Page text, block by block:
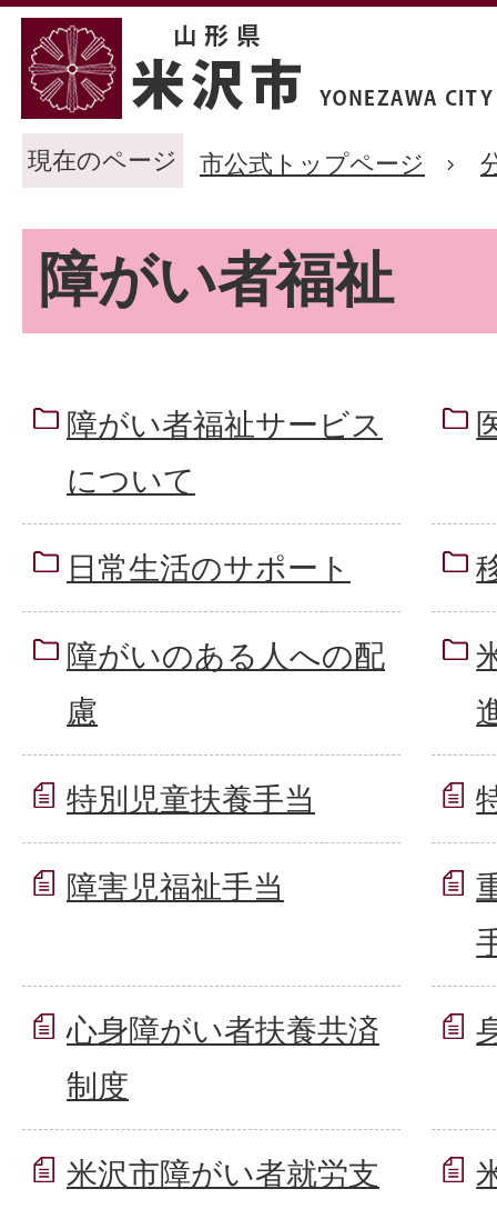
現在のページ 市公式トップページ
障がい者福祉
障がい者福祉サービス
について
日常生活のサポート
障がいのある人への配
慮
特別児童扶養手当
障害児福祉手当
心身障がい者扶養共済
制度
米沢市障がい者就労支